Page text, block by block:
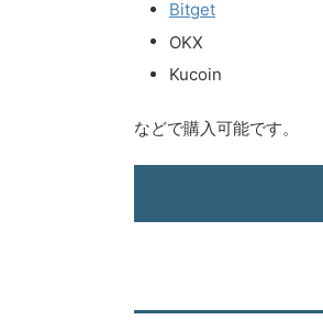
Bitget
OKX
Kucoin
などで購入可能です。